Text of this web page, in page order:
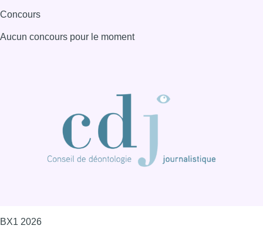
Concours
Aucun concours pour le moment
BX1 2026